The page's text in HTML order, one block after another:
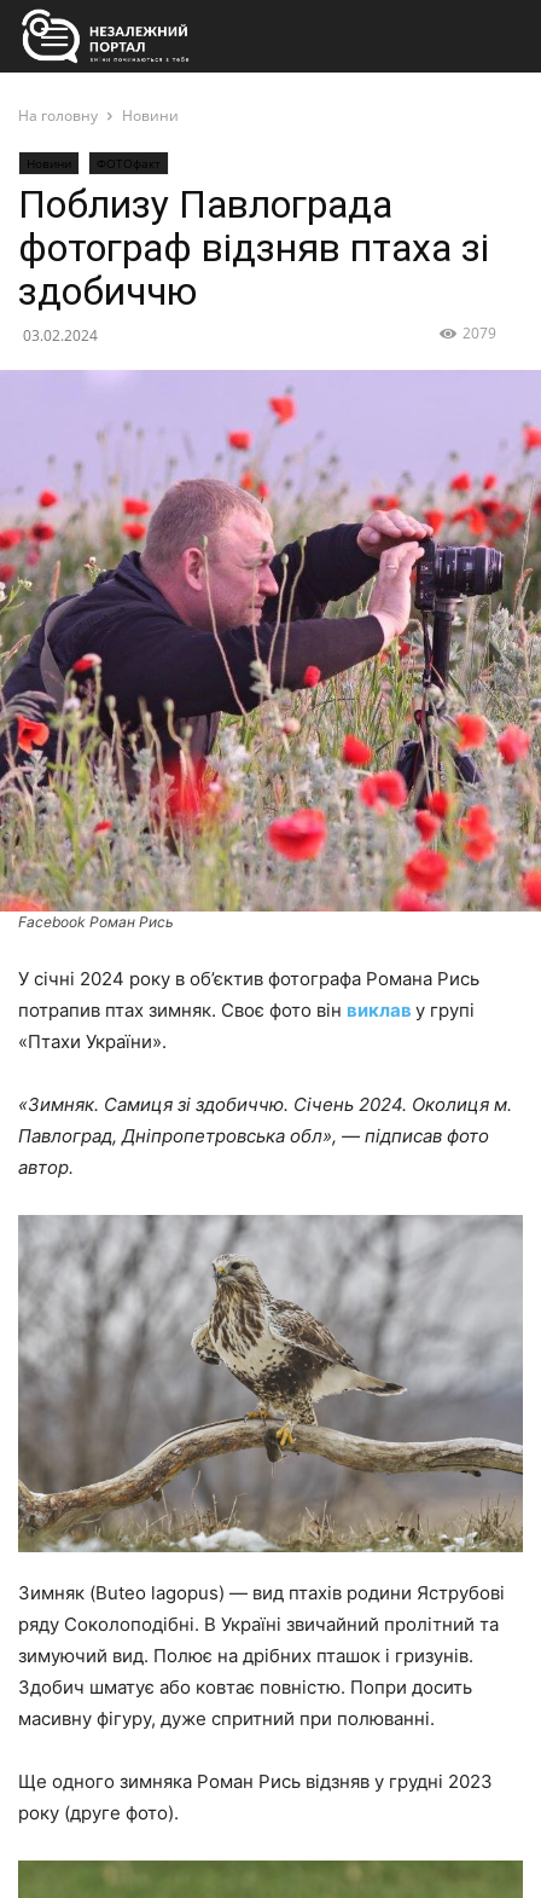
На головну Новини
Новини ФОТОфакт
Поблизу Павлограда
фотограф відзняв птаха зі
здобиччю
03.02.2024 2079
Facebook Роман Рись
У січні 2024 року в об’єктив фотографа Романа Рись
потрапив птах зимняк. Своє фото він виклав у групі
«Птахи України».
«Зимняк. Самиця зі здобиччю. Січень 2024. Околиця м.
Павлоград, Дніпропетровська обл», — підписав фото
автор.
Зимняк (Buteo lagopus) — вид птахів родини Яструбові
ряду Соколоподібні. В Україні звичайний пролітний та
зимуючий вид. Полює на дрібних пташок і гризунів.
Здобич шматує або ковтає повністю. Попри досить
масивну фігуру, дуже спритний при полюванні.
Ще одного зимняка Роман Рись відзняв у грудні 2023
року (друге фото).